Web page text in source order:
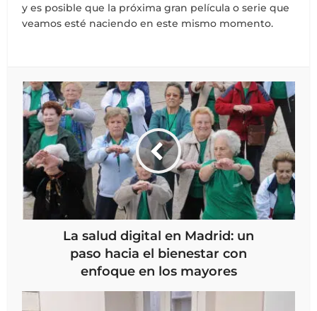
y es posible que la próxima gran película o serie que
veamos esté naciendo en este mismo momento.
La salud digital en Madrid: un
paso hacia el bienestar con
enfoque en los mayores